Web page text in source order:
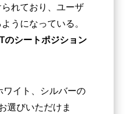
れており、ユーザ
うになっている。
のシートポジション
ワイト、シルバーの
選びいただけま